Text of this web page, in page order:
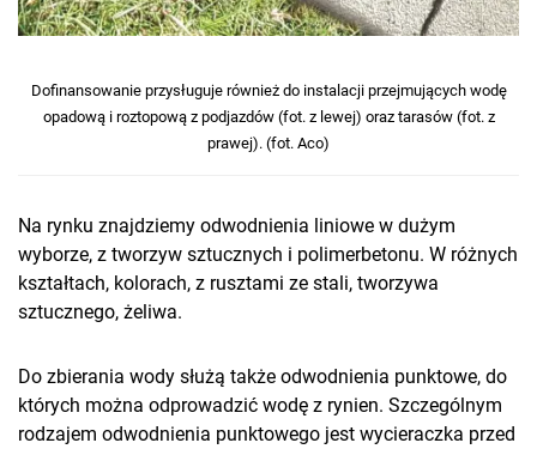
Dofinansowanie przysługuje również do instalacji przejmujących wodę
opadową i roztopową z podjazdów (fot. z lewej) oraz tarasów (fot. z
prawej). (fot. Aco)
Na rynku znajdziemy odwodnienia liniowe w dużym
wyborze, z tworzyw sztucznych i polimerbetonu. W różnych
kształtach, kolorach, z rusztami ze stali, tworzywa
sztucznego, żeliwa.
Do zbierania wody służą także odwodnienia punktowe, do
których można odprowadzić wodę z rynien. Szczególnym
rodzajem odwodnienia punktowego jest wycieraczka przed